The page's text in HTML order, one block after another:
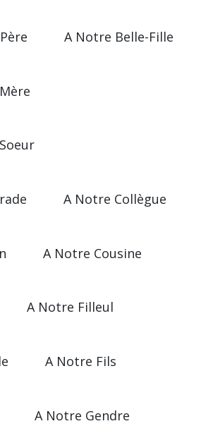
A Notre Belle-Fille
A Notre Collègue
A Notre Cousine
A Notre Filleul
A Notre Fils
A Notre Gendre